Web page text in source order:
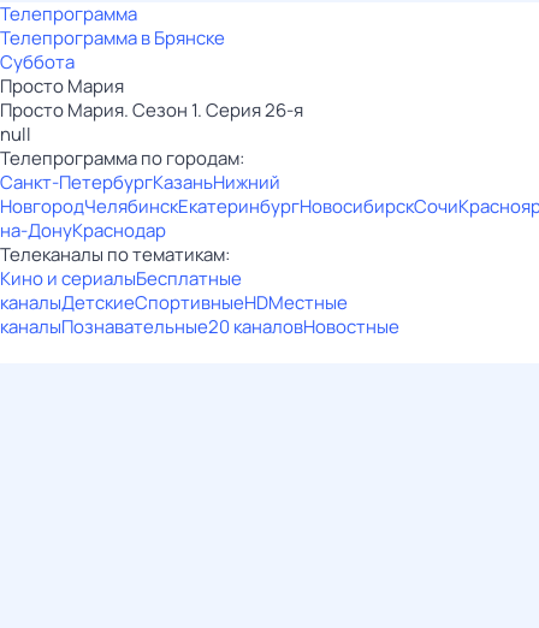
Телепрограмма
Телепрограмма в Брянске
Суббота
Просто Мария
Просто Мария. Сезон 1. Серия 26-я
null
Телепрограмма по городам:
Санкт-ПетербургКазаньНижний
НовгородЧелябинскЕкатеринбургНовосибирскСочи
на-ДонуКраснодар
Телеканалы по тематикам:
Кино и сериалыБесплатные
каналыДетскиеСпортивныеHDМестные
каналыПознавательные20 каналовНовостные